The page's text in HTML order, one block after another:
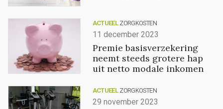
ACTUEEL ZORGKOSTEN
11 december 2023
Premie basisverzekering
neemt steeds grotere hap
uit netto modale inkomen
ACTUEEL ZORGKOSTEN
29 november 2023